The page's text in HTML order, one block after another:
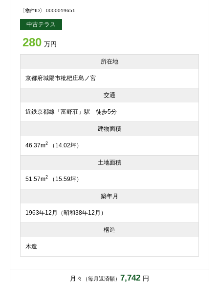
〔物件ID〕 0000019651
中古テラス
280 万円
所在地
京都府城陽市枇杷庄島ノ宮
交通
近鉄京都線「富野荘」駅 徒歩5分
建物面積
46.37m2 （14.02坪）
土地面積
51.57m2 （15.59坪）
築年月
1963年12月（昭和38年12月）
構造
木造
月々 （毎月返済額） 7,742 円